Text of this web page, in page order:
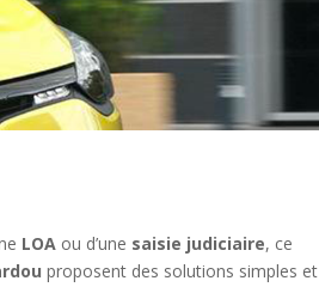
LOA ou d’une saisie judiciaire, ce
proposent des solutions simples et